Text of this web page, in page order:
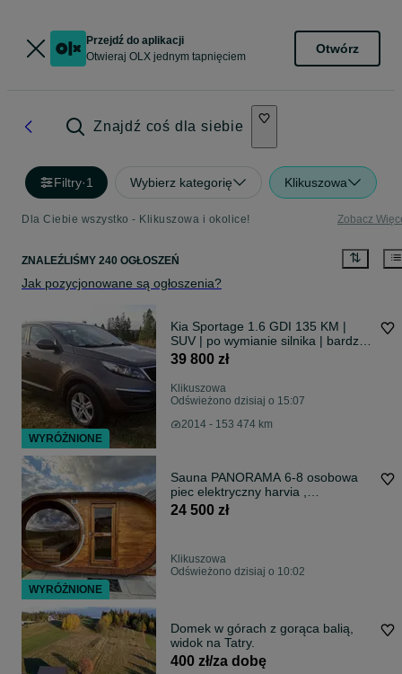
Przejdź do aplikacji
Otwieraj OLX jednym tapnięciem
Otwórz
Znajdź coś dla siebie
Filtry·1 Wybierz kategorię Klikuszowa
Dla Ciebie wszystko - Klikuszowa i okolice! Zobacz
ZNALEŹLIŚMY 240 OGŁOSZEŃ
Jak pozycjonowane są ogłoszenia?
Kia Sportage 1.6 GDI 135 KM |
SUV | po wymianie silnika | bardzo
dobry stan
39 800 zł
Klikuszowa
Odświeżono dzisiaj o 15:07
2014 - 153 474 km
Sauna PANORAMA 6-8 osobowa
piec elektryczny harvia ,
przedsionek LIFE POLSKA
24 500 zł
Klikuszowa
Odświeżono dzisiaj o 10:02
Domek w górach z gorąca balią,
widok na Tatry.
400 zł/za dobę
WYRÓŻNIONE
WYRÓŻNIONE